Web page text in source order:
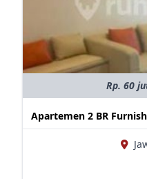
Rp. 60
Apartemen 2 BR